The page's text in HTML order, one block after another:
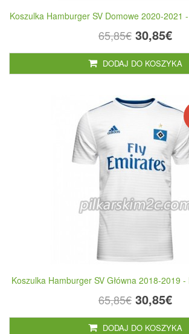
Koszulka Hamburger SV Domowe 2020-2021
65,85€ 30,85€
DODAJ DO KOSZYKA
Koszulka Hamburger SV Główna 2018-2019 -
65,85€ 30,85€
DODAJ DO KOSZYKA